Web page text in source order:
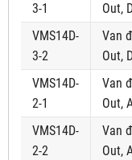
3-1
Out,
VMS14D-
3-2
Van
Out,
VMS14D-
2-1
Van
Out,
VMS14D-
2-2
Van
Out,